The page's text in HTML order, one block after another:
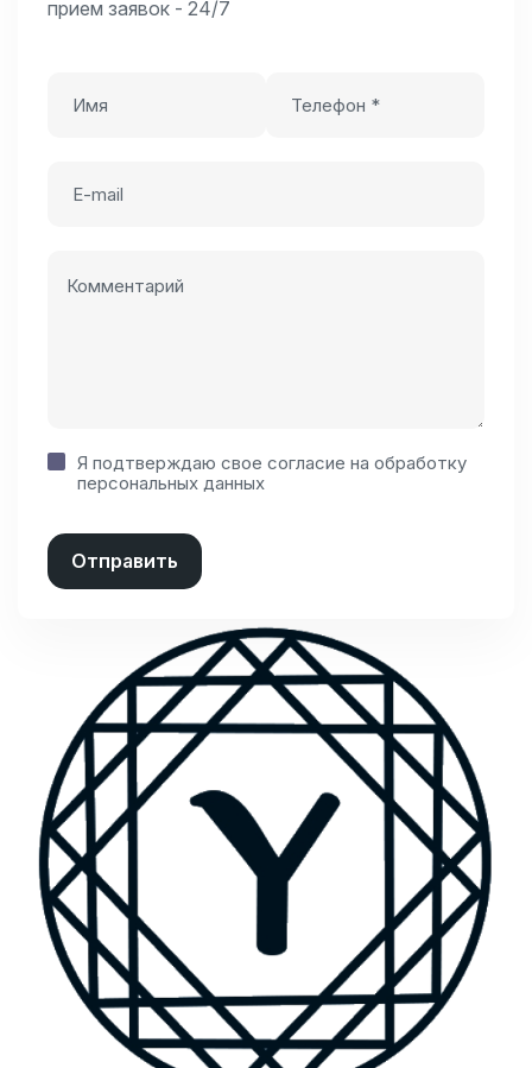
прием заявок - 24/7
Я подтверждаю свое согласие на обработку
персональных данных
Отправить